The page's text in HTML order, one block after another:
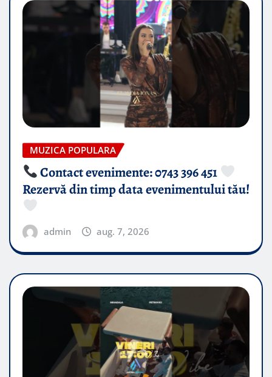
MUZICA POPULARA
Contact evenimente: 0743 396 451
Rezervă din timp data evenimentului tău!
admin aug. 7, 2026